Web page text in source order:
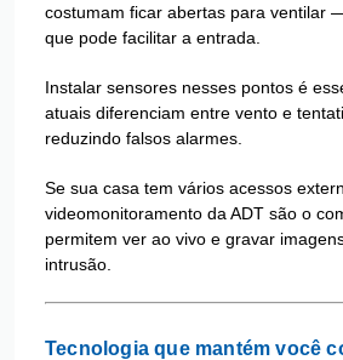
costumam ficar abertas para ventilar
que pode facilitar a entrada.
Instalar sensores nesses pontos é
atuais diferenciam entre vento e
reduzindo falsos alarmes.
Se sua casa tem vários acessos
videomonitoramento da ADT são o
permitem ver ao vivo e gravar
intrusão.
Tecnologia que mantém você